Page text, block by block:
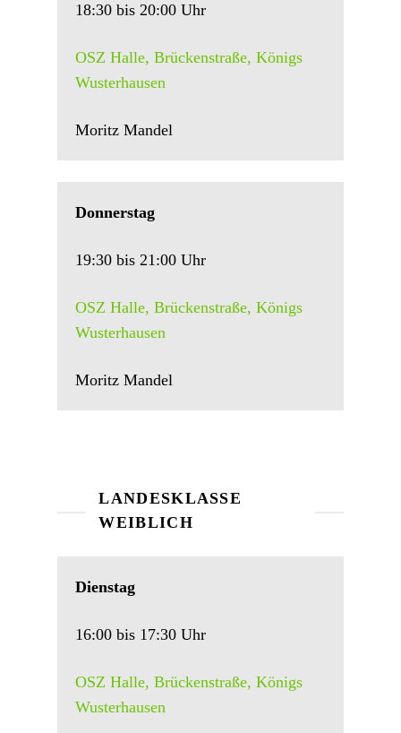
18:30 bis 20:00 Uhr
OSZ Halle, Brückenstraße, Königs
Wusterhausen
Moritz Mandel
Donnerstag
19:30 bis 21:00 Uhr
OSZ Halle, Brückenstraße, Königs
Wusterhausen
Moritz Mandel
LANDESKLASSE
WEIBLICH
Dienstag
16:00 bis 17:30 Uhr
OSZ Halle, Brückenstraße, Königs
Wusterhausen